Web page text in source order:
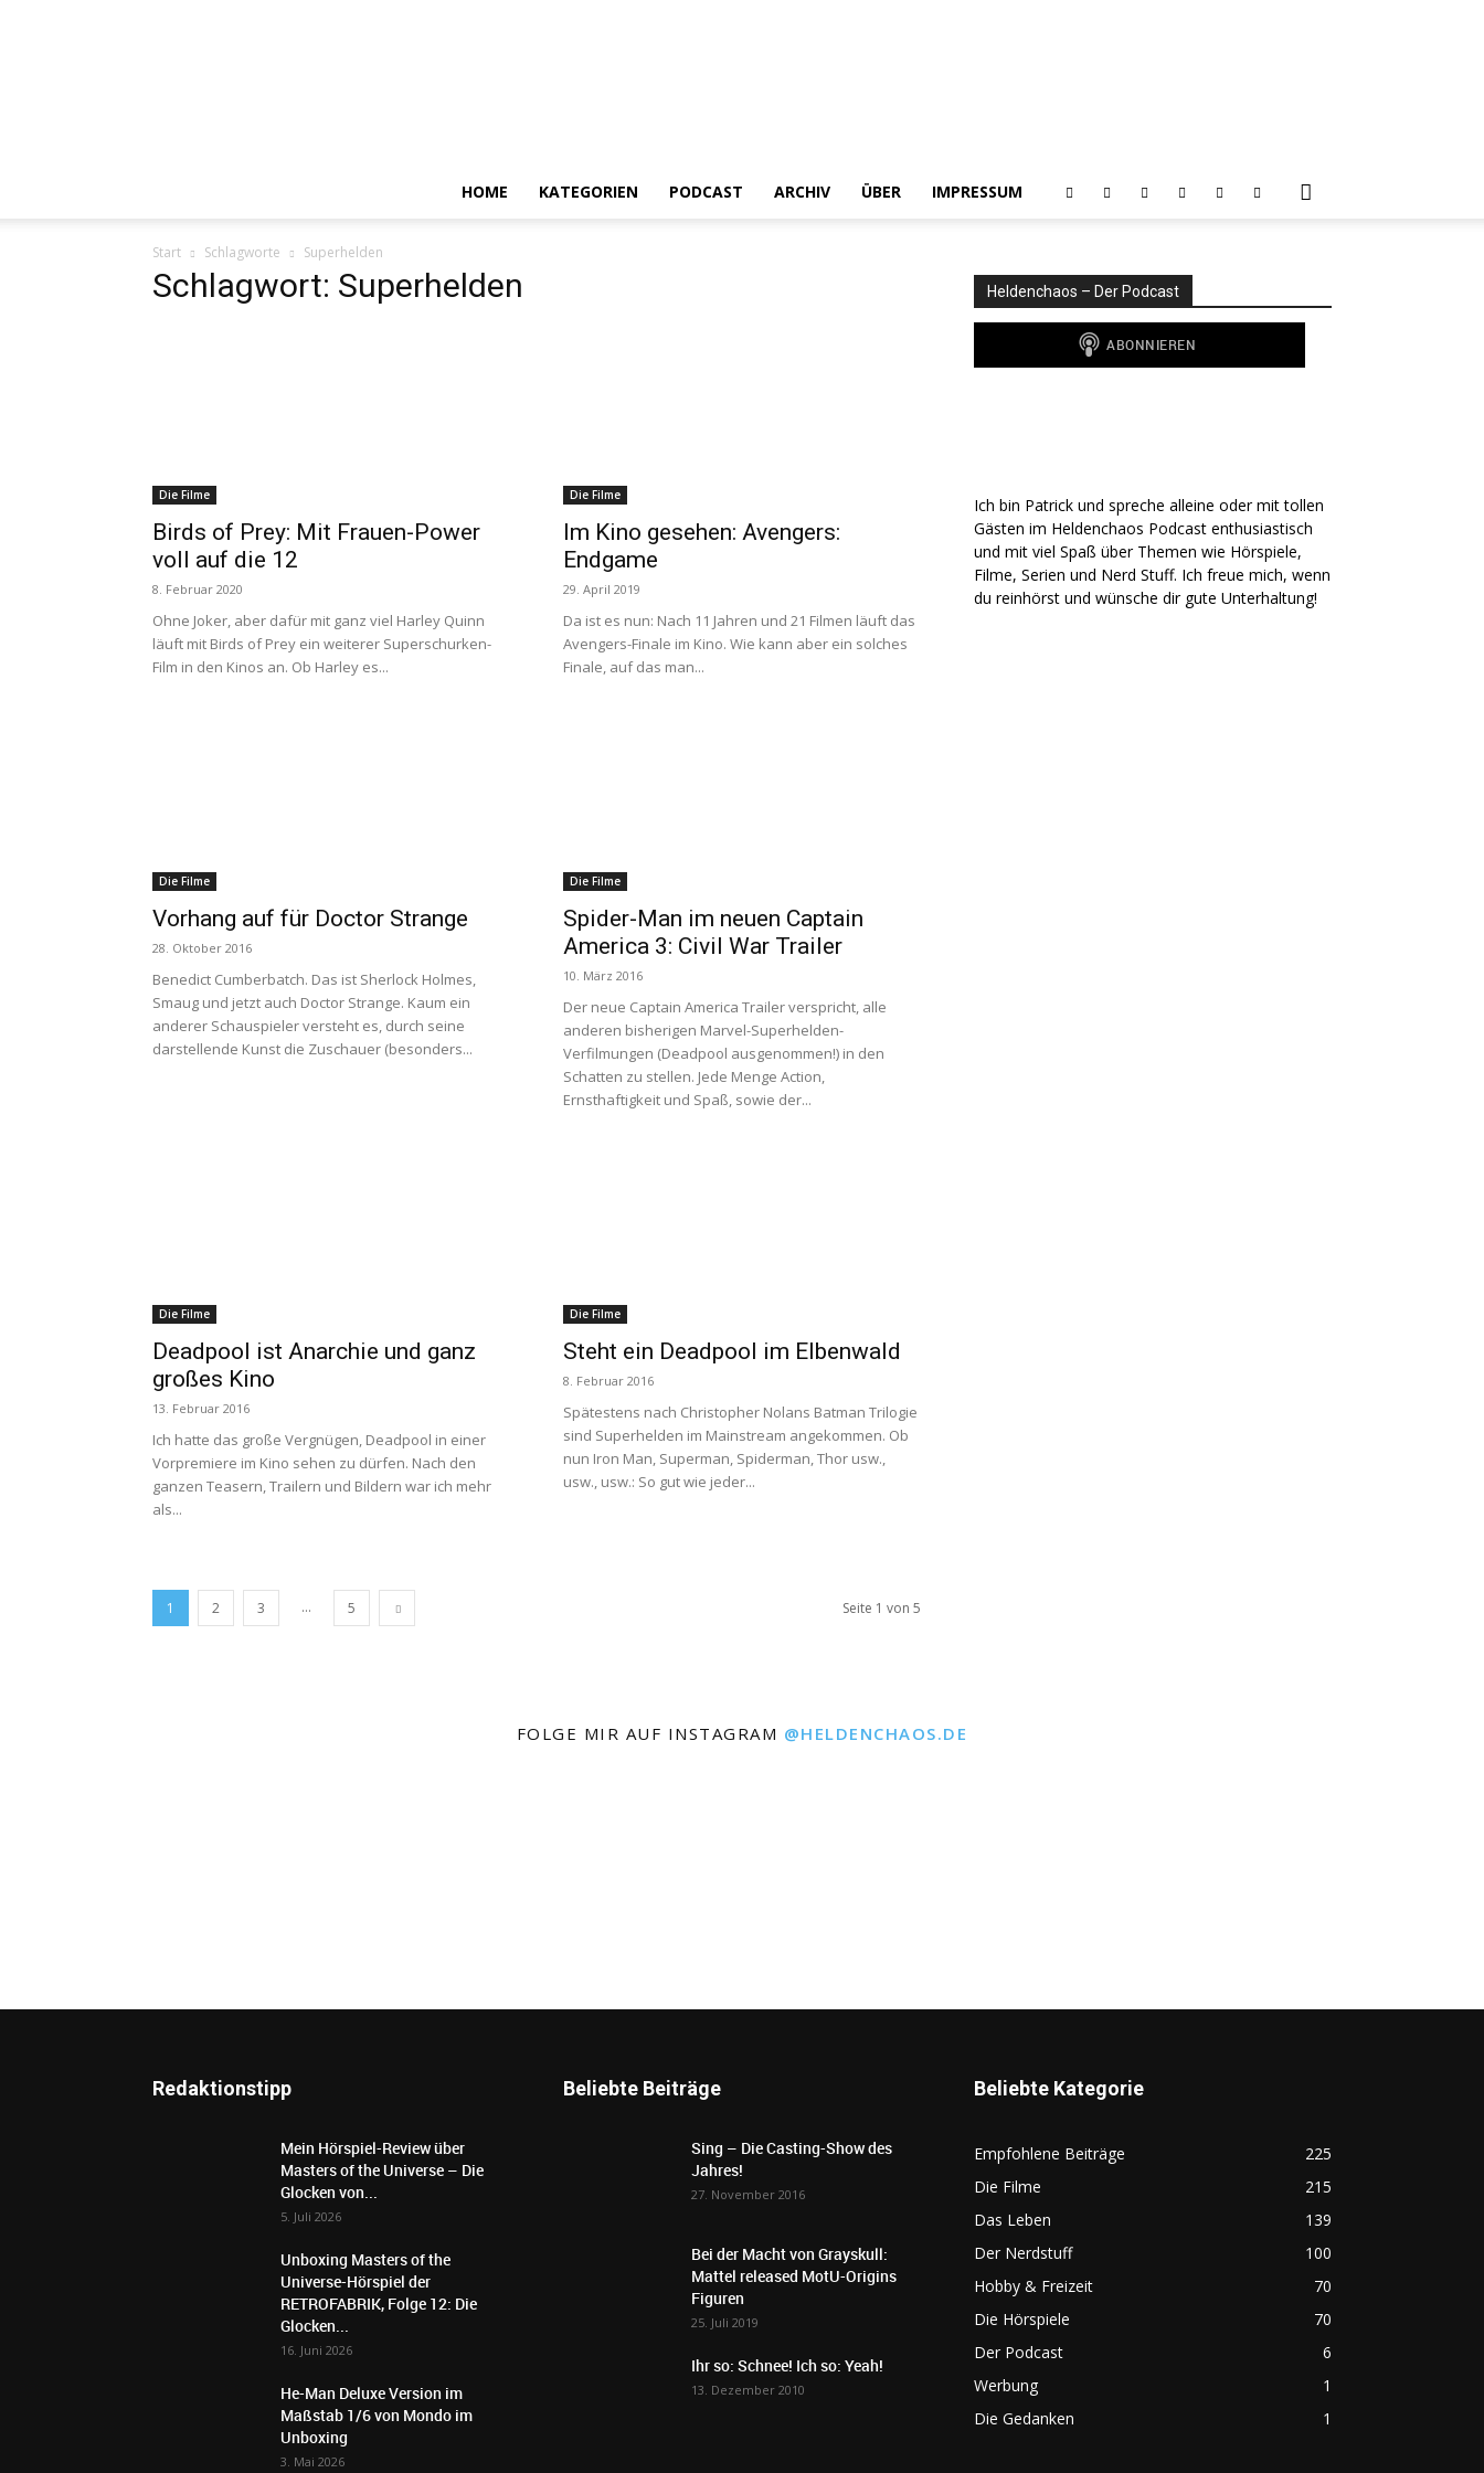
HOME KATEGORIEN PODCAST ARCHIV ÜBER IMPRESSUM
Start Schlagworte Superhelden
Schlagwort: Superhelden
Die Filme
Birds of Prey: Mit Frauen-Power
voll auf die 12
8. Februar 2020
Ohne Joker, aber dafür mit ganz viel Harley Quinn
läuft mit Birds of Prey ein weiterer Superschurken-
Film in den Kinos an. Ob Harley es...
Die Filme
Im Kino gesehen: Avengers:
Endgame
29. April 2019
Da ist es nun: Nach 11 Jahren und 21 Filmen läuft das
Avengers-Finale im Kino. Wie kann aber ein solches
Finale, auf das man...
Die Filme
Vorhang auf für Doctor Strange
28. Oktober 2016
Benedict Cumberbatch. Das ist Sherlock Holmes,
Smaug und jetzt auch Doctor Strange. Kaum ein
anderer Schauspieler versteht es, durch seine
darstellende Kunst die Zuschauer (besonders...
Die Filme
Spider-Man im neuen Captain
America 3: Civil War Trailer
10. März 2016
Der neue Captain America Trailer verspricht, alle
anderen bisherigen Marvel-Superhelden-
Verfilmungen (Deadpool ausgenommen!) in den
Schatten zu stellen. Jede Menge Action,
Ernsthaftigkeit und Spaß, sowie der...
Die Filme
Deadpool ist Anarchie und ganz
großes Kino
13. Februar 2016
Ich hatte das große Vergnügen, Deadpool in einer
Vorpremiere im Kino sehen zu dürfen. Nach den
ganzen Teasern, Trailern und Bildern war ich mehr
als...
Die Filme
Steht ein Deadpool im Elbenwald
8. Februar 2016
Spätestens nach Christopher Nolans Batman Trilogie
sind Superhelden im Mainstream angekommen. Ob
nun Iron Man, Superman, Spiderman, Thor usw.,
usw., usw.: So gut wie jeder...
1 2 3 ... 5 Seite 1 von 5
Heldenchaos – Der Podcast
Ich bin Patrick und spreche alleine oder mit tollen
Gästen im Heldenchaos Podcast enthusiastisch
und mit viel Spaß über Themen wie Hörspiele,
Filme, Serien und Nerd Stuff. Ich freue mich, wenn
du reinhörst und wünsche dir gute Unterhaltung!
FOLGE MIR AUF INSTAGRAM @HELDENCHAOS.DE
Redaktionstipp
Mein Hörspiel-Review über
Masters of the Universe – Die
Glocken von...
5. Juli 2026
Unboxing Masters of the
Universe-Hörspiel der
RETROFABRIK, Folge 12: Die
Glocken...
16. Juni 2026
He-Man Deluxe Version im
Maßstab 1/6 von Mondo im
Unboxing
3. Mai 2026
Beliebte Beiträge
Sing – Die Casting-Show des
Jahres!
27. November 2016
Bei der Macht von Grayskull:
Mattel released MotU-Origins
Figuren
25. Juli 2019
Ihr so: Schnee! Ich so: Yeah!
13. Dezember 2010
Beliebte Kategorie
Empfohlene Beiträge
225
Die Filme
215
Das Leben
139
Der Nerdstuff
100
Hobby & Freizeit
70
Die Hörspiele
70
Der Podcast
6
Werbung
1
Die Gedanken
1